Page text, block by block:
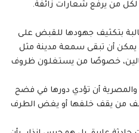
من يرفع شعارات زائفة.
بتكثيف جهودها للقبض على
يمكن أن تبقى سمعة مدينة مثل
خصوصًا من يستغلون ظروف
والمصرية أن تؤدي دورها في فضح
من يقف خلفها أو يغض الطرف